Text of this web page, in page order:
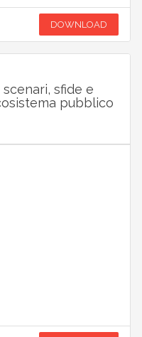
DOWNLOAD
sfide e
pubblico